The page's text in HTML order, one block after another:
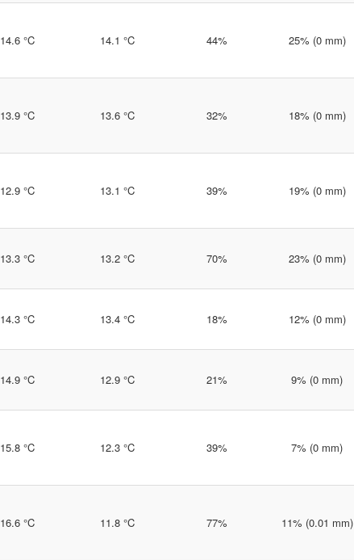
14.6 °C 14.1 °C 44% 25% (0 mm)
13.9 °C 13.6 °C 32% 18% (0 mm)
12.9 °C 13.1 °C 39% 19% (0 mm)
13.3 °C 13.2 °C 70% 23% (0 mm)
14.3 °C 13.4 °C 18% 12% (0 mm)
14.9 °C 12.9 °C 21% 9% (0 mm)
15.8 °C 12.3 °C 39% 7% (0 mm)
16.6 °C 11.8 °C 77% 11% (0.01 mm)